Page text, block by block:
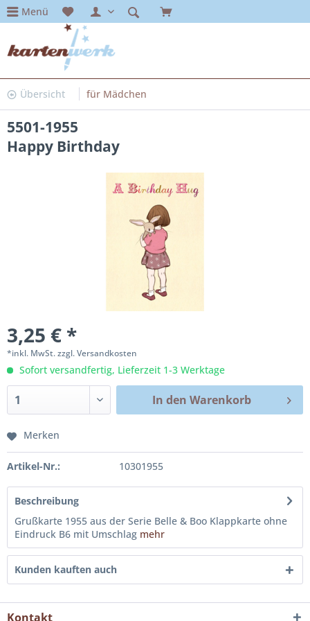
Menü
Übersicht für Mädchen
5501-1955
Happy Birthday
3,25 € *
*inkl. MwSt.zzgl. Versandkosten
Sofort versandfertig, Lieferzeit 1-3 Werktage
In den Warenkorb
Merken
Artikel-Nr.: 10301955
Beschreibung
Grußkarte 1955 aus der Serie Belle & Boo Klappkarte ohne
Eindruck B6 mit Umschlag mehr
Kunden kauften auch
Kontakt